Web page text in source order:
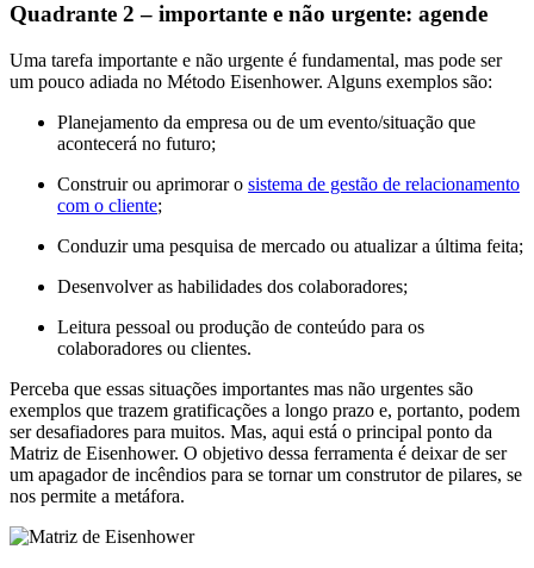
Quadrante 2 – importante e não urgente: agende
Uma tarefa importante e não urgente é fundamental, mas pode ser
um pouco adiada no Método Eisenhower. Alguns exemplos são:
Planejamento da empresa ou de um evento/situação que
acontecerá no futuro;
Construir ou aprimorar o sistema de gestão de relacionamento
com o cliente;
Conduzir uma pesquisa de mercado ou atualizar a última feita;
Desenvolver as habilidades dos colaboradores;
Leitura pessoal ou produção de conteúdo para os
colaboradores ou clientes.
Perceba que essas situações importantes mas não urgentes são
exemplos que trazem gratificações a longo prazo e, portanto, podem
ser desafiadores para muitos. Mas, aqui está o principal ponto da
Matriz de Eisenhower. O objetivo dessa ferramenta é deixar de ser
um apagador de incêndios para se tornar um construtor de pilares, se
nos permite a metáfora.